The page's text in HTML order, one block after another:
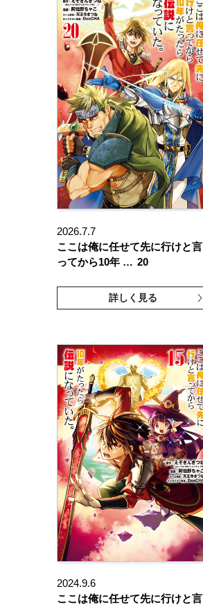
2026.7.7
ここは俺に任せて先に行けと言
ってから10年 … 20
詳しく見る
2024.9.6
ここは俺に任せて先に行けと言